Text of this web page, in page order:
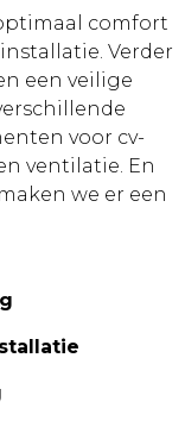
comfort
Verder
een veilige
voor cv-
ventilatie. En
we er een